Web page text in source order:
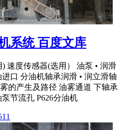
系统 百度文库
速度传感器(选用） 油泵 • 润滑
口 分油机轴承润滑 • 润立滑轴
的产生及路径 油雾通道 下轴承
节流孔 P626分油机